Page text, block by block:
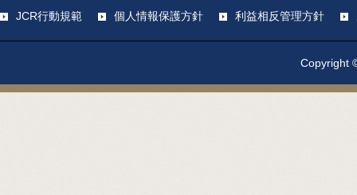
JCR行動規範 個人情報保護方針 利益相反管理方針
Copyright